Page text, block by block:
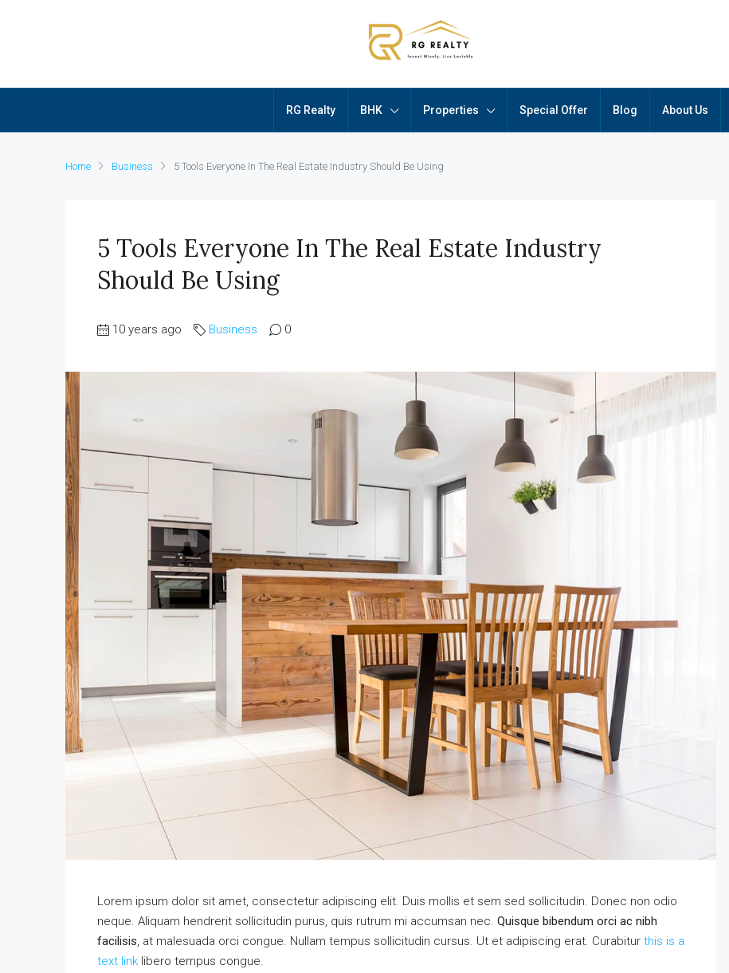
RG Realty BHK Properties Special Offer Blog About Us
Home Business 5 Tools Everyone In The Real Estate Industry Should Be Using
5 Tools Everyone In The Real Estate Industry
Should Be Using
10 years ago Business 0
Lorem ipsum dolor sit amet, consectetur adipiscing elit. Duis mollis et sem sed sollicitudin. Donec non odio
neque. Aliquam hendrerit sollicitudin purus, quis rutrum mi accumsan nec. Quisque bibendum orci ac nibh
facilisis, at malesuada orci congue. Nullam tempus sollicitudin cursus. Ut et adipiscing erat. Curabitur this is a
text link libero tempus congue.